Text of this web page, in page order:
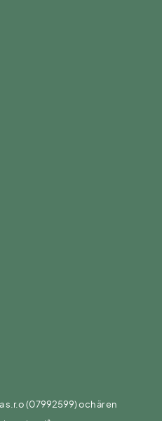
s.r.o (07992599) och är en